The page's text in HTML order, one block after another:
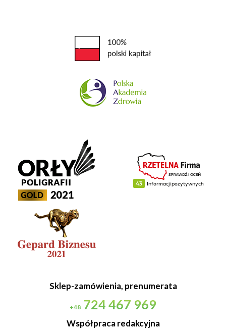
Sklep-zamówienia, prenumerata
+48 724 467 969
Współpraca redakcyjna